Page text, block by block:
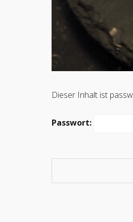
Dieser Inhalt ist
Passwort: